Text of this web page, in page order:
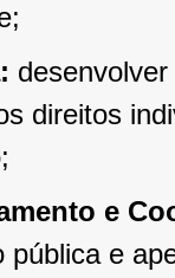
direitos
e
pública e